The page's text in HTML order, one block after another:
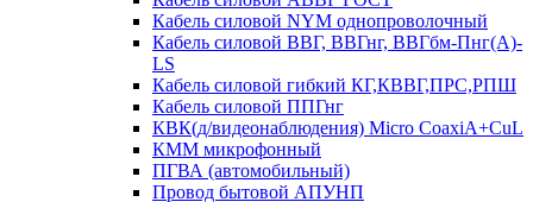
Кабель силовой NYM однопроволочный
Кабель силовой ВВГ, ВВГнг, ВВГбм-Пнг(А)-
LS
Кабель силовой гибкий КГ,КВВГ,ПРС,РПШ
Кабель силовой ППГнг
КВК(д/видеонаблюдения) Micro CoaxiA+CuL
КММ микрофонный
ПГВА (автомобильный)
Провод бытовой АПУНП